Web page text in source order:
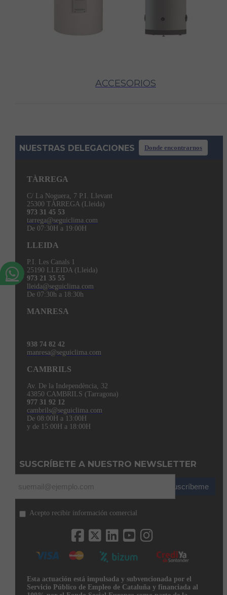
ACCESORIOS
NUESTRAS DELEGACIONES Donde encontrarnos
TÀRREGA
C/ La Noguera, 7 P.I. Llevant
25300 TÀRREGA (Lleida)
973 31 45 53
tarrega@seguiclima.com
De 07:30H a 19:00H
LLEIDA
P.I. Les Canals 1
25190 LLEIDA (Lleida)
973 21 35 55
lleida@seguiclima.com
De 07:30h a 18:30h
MANRESA
938 74 82 42
manresa@seguiclima.com
CAMBRILS
Av. De la Independència, 32
43850 CAMBRILS (Tarragona)
977 31 92 12
cambrils@seguiclima.com
De 08:00H a 13:00H
y de 15:00H a 18:00H
SUSCRÍBETE A NUESTRO NEWSLETTER
Suscríbeme
Acepto recibir información comercial
Esta actuación está impulsada y subvencionada por el
Servicio Público de Empleo de Cataluña y financiada al